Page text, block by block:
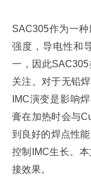
SAC305作为一
强度，导电性和
一，因此
关注。对于无铅
IMC演变是影响
膏在加热时会与
到良好的焊点性
控制IMC生长。
接效果。